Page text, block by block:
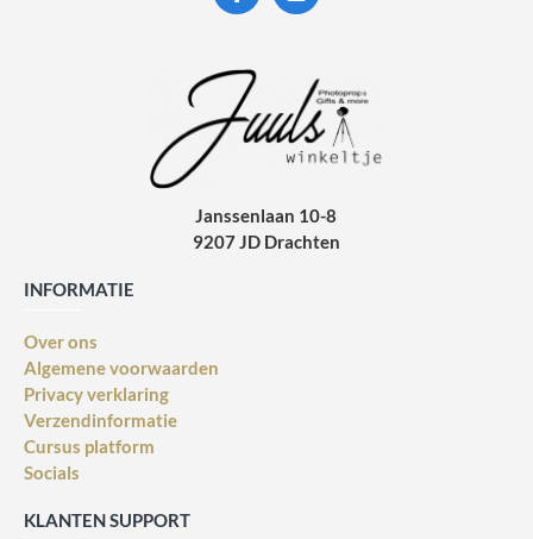
Janssenlaan 10-8
9207 JD Drachten
INFORMATIE
Over ons
Algemene voorwaarden
Privacy verklaring
Verzendinformatie
Cursus platform
Socials
KLANTEN SUPPORT